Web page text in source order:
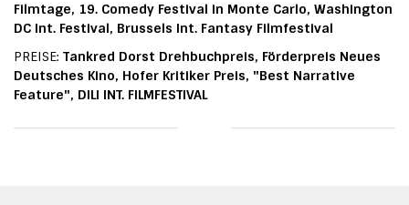
Filmtage, 19. Comedy Festival in Monte Carlo, Washington
DC Int. Festival, Brussels Int. Fantasy Filmfestival
PREISE: Tankred Dorst Drehbuchpreis, Förderpreis Neues
Deutsches Kino, Hofer Kritiker Preis, "Best Narrative
Feature", DILI INT. FILMFESTIVAL